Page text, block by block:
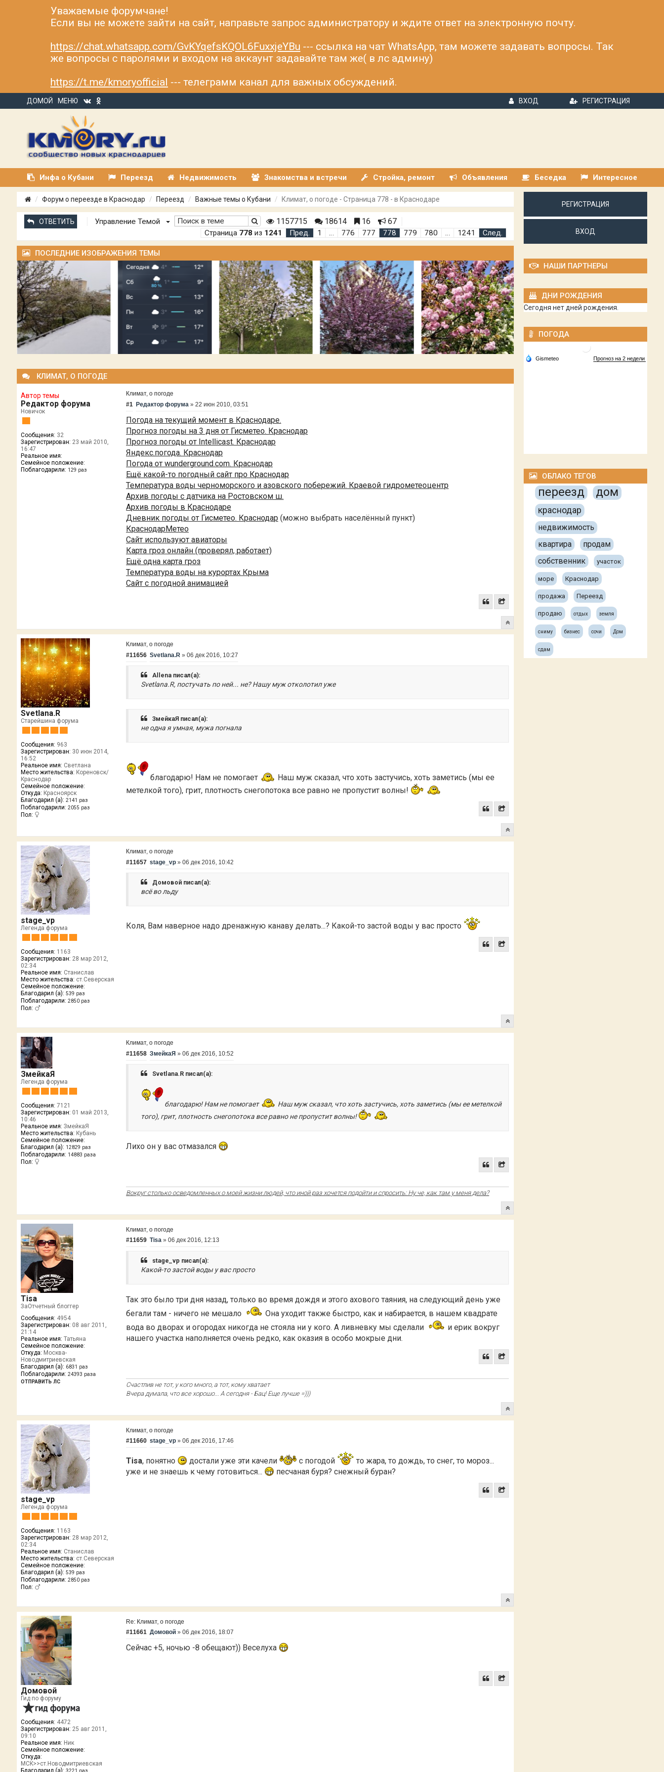
Уважаемые форумчане!
Если вы не можете зайти на сайт, направьте запрос администратору и ждите ответ на электронную почту.
https://chat.whatsapp.com/GvKYqefsKQOL6FuxxjeYBu --- ссылка на чат WhatsApp, там можете задавать вопросы. Так
же вопросы с паролями и входом на аккаунт задавайте там же( в лс админу)
https://t.me/kmoryofficial --- телеграмм канал для важных обсуждений.
ДОМОЙ МЕНЮ ВХОД РЕГИСТРАЦИЯ
Инфа о Кубани Переезд Недвижимость Знакомства и встречи Стройка, ремонт Объявления Беседка Интересное
Форум о переезде в Краснодар Переезд Важные темы о Кубани Климат, о погоде - Страница 778 - в Краснодаре
ОТВЕТИТЬ Управление Темой 1157715 18614 16 67
Страница 778 из 1241 Пред. 1 … 776 777 778 779 780 … 1241 След.
ПОСЛЕДНИЕ ИЗОБРАЖЕНИЯ ТЕМЫ
КЛИМАТ, О ПОГОДЕ
Автор темы
Редактор форума
Новичок
Сообщения: 32
Зарегистрирован: 23 май 2010,
16:47
Реальное имя:
Семейное положение:
Поблагодарили: 129 раз
Климат, о погоде
#1 Редактор форума »22 июн 2010, 03:51
Погода на текущий момент в Краснодаре.
Прогноз погоды на 3 дня от Гисметео. Краснодар
Прогноз погоды от Intellicast. Краснодар
Яндекс.погода. Краснодар
Погода от wunderground.com. Краснодар
Ещё какой-то погодный сайт про Краснодар
Температура воды черноморского и азовского побережий. Краевой гидрометеоцентр
Архив погоды с датчика на Ростовском ш.
Архив погоды в Краснодаре
Дневник погоды от Гисметео. Краснодар (можно выбрать населённый пункт)
КраснодарМетео
Сайт используют авиаторы
Карта гроз онлайн (проверял, работает)
Ещё одна карта гроз
Температура воды на курортах Крыма
Сайт с погодной анимацией
Svetlana.R
Старейшина форума
Сообщения: 963
Зарегистрирован: 30 июн 2014,
16:52
Реальное имя: Светлана
Место жительства: Кореновск/
Краснодар
Семейное положение:
Откуда: Красноярск
Благодарил (а): 2141 раз
Поблагодарили: 2055 раз
Пол:
Климат, о погоде
#11656 Svetlana.R »06 дек 2016, 10:27
Allena писал(а):
Svetlana.R, постучать по ней... не? Нашу муж отколотил уже
ЗмейкаЯ писал(а):
не одна я умная, мужа погнала
благодарю! Нам не помогает
Наш муж сказал, что хоть застучись, хоть заметись (мы ее
метелкой того), грит, плотность снегопотока все равно не пропустит волны!
stage_vp
Легенда форума
Сообщения: 1163
Зарегистрирован: 28 мар 2012,
02:34
Реальное имя: Станислав
Место жительства: ст.Северская
Семейное положение:
Благодарил (а): 539 раз
Поблагодарили: 2850 раз
Пол:
Климат, о погоде
#11657 stage_vp »06 дек 2016, 10:42
Домовой писал(а):
всё во льду
Коля, Вам наверное надо дренажную канаву делать...? Какой-то застой воды у вас просто
ЗмейкаЯ
Легенда форума
Сообщения: 7121
Зарегистрирован: 01 май 2013,
10:46
Реальное имя: ЗмейкаЯ
Место жительства: Кубань
Семейное положение:
Благодарил (а): 12829 раз
Поблагодарили: 14883 раза
Пол:
Климат, о погоде
#11658 ЗмейкаЯ »06 дек 2016, 10:52
Svetlana.R писал(а):
благодарю! Нам не помогает
Наш муж сказал, что хоть застучись, хоть заметись (мы ее метелкой
того), грит, плотность снегопотока все равно не пропустит волны!
Лихо он у вас отмазался
Вокруг столько осведомленных о моей жизни людей, что иной раз хочется подойти и спросить: Ну че, как там у меня дела?
Tisa
ЗаОтчетный блоггер
Сообщения: 4954
Зарегистрирован: 08 авг 2011,
21:14
Реальное имя: Татьяна
Семейное положение:
Откуда: Москва-
Новодмитриевская
Благодарил (а): 6831 раз
Поблагодарили: 24393 раза
ОТПРАВИТЬ ЛС
Климат, о погоде
#11659 Tisa »06 дек 2016, 12:13
stage_vp писал(а):
Какой-то застой воды у вас просто
Так это было три дня назад, только во время дождя и этого ахового таяния, на следующий день уже
бегали там - ничего не мешало
Она уходит также быстро, как и набирается, в нашем квадрате
вода во дворах и огородах никогда не стояла ни у кого. А ливневку мы сделали
и ерик вокруг
нашего участка наполняется очень редко, как оказия в особо мокрые дни.
Счастлив не тот, у кого много, а тот, кому хватает
Вчера думала, что все хорошо... А сегодня - Бац! Еще лучше =)))
stage_vp
Легенда форума
Сообщения: 1163
Зарегистрирован: 28 мар 2012,
02:34
Реальное имя: Станислав
Место жительства: ст.Северская
Семейное положение:
Благодарил (а): 539 раз
Поблагодарили: 2850 раз
Пол:
Климат, о погоде
#11660 stage_vp »06 дек 2016, 17:46
Tisa, понятно достали уже эти качели с погодой
то жара, то дождь, то снег, то мороз...
уже и не знаешь к чему готовиться...
песчаная буря? снежный буран?
Домовой
Гид по форуму
Сообщения: 4472
Зарегистрирован: 25 авг 2011,
09:10
Реальное имя: Ник
Семейное положение:
Откуда:
МСК>>ст.Новодмитриевская
Благодарил (а): 3221 раз
Re: Климат, о погоде
#11661 Домовой »06 дек 2016, 18:07
Сейчас +5, ночью -8 обещают)) Веселуха
РЕГИСТРАЦИЯ
ВХОД
НАШИ ПАРТНЕРЫ
ДНИ РОЖДЕНИЯ
Сегодня нет дней рождения.
ПОГОДА
ОБЛАКО ТЕГОВ
переезд дом
краснодар
недвижимость
квартира
продам
собственник
участок
море Краснодар
продажа Переезд
продаю отдых земля
сниму бизнес сочи Дом
сдам